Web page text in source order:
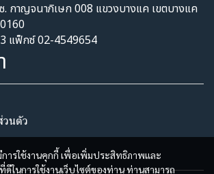
การใช้งานคุกกี้ เพื่อเพิ่มประสิทธิภาพและ
ในการใช้งานเว็บไซต์ของท่าน ท่านสามารถ
กาญจนาภิเษก 008 แขวงบางแค เขตบางแค
แฟ็กซ์ 02-4549654
วนตัว​